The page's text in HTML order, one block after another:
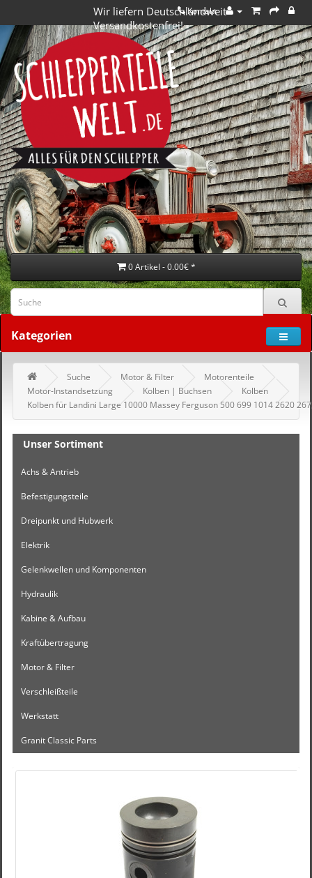
Wir liefern Deutschlandweit
Versandkostenfrei!
Kontakt
0 Artikel - 0.00€ *
Kategorien
Suche Motor & Filter
Motorenteile
Motor-Instandsetzung
Kolben | Buchsen
Kolben
Kolben für Landini Large 10000 Massey Ferguson 500 699 1014 2620
Unser Sortiment
Achs & Antrieb
Befestigungsteile
Dreipunkt und Hubwerk
Elektrik
Gelenkwellen und Komponenten
Hydraulik
Kabine & Aufbau
Kraftübertragung
Motor & Filter
Verschleißteile
Werkstatt
Granit Classic Parts